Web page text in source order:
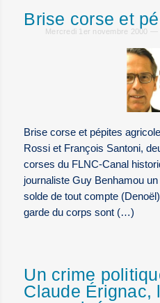
Brise corse et
Mercredi 1er novembre 2000 —
Brise corse et pépites
Rossi et François Santoni,
corses du FLNC-Canal
journaliste Guy Benhamou
solde de tout compte
garde du corps sont (…)
Un crime
Claude Érignac,